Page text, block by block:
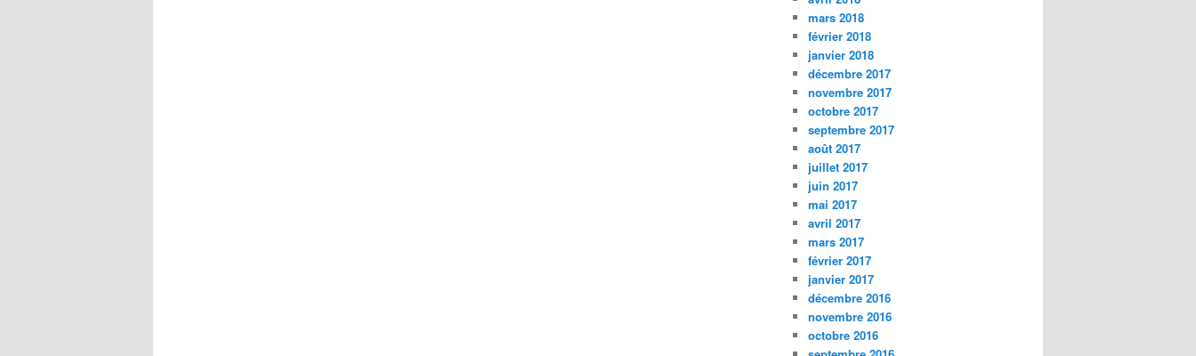
mars 2018
février 2018
janvier 2018
décembre 2017
novembre 2017
octobre 2017
septembre 2017
août 2017
juillet 2017
juin 2017
mai 2017
avril 2017
mars 2017
février 2017
janvier 2017
décembre 2016
novembre 2016
octobre 2016